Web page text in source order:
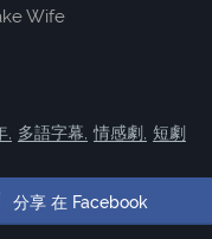
Wife
多語字幕 情感劇 短劇
分享 在 Facebook